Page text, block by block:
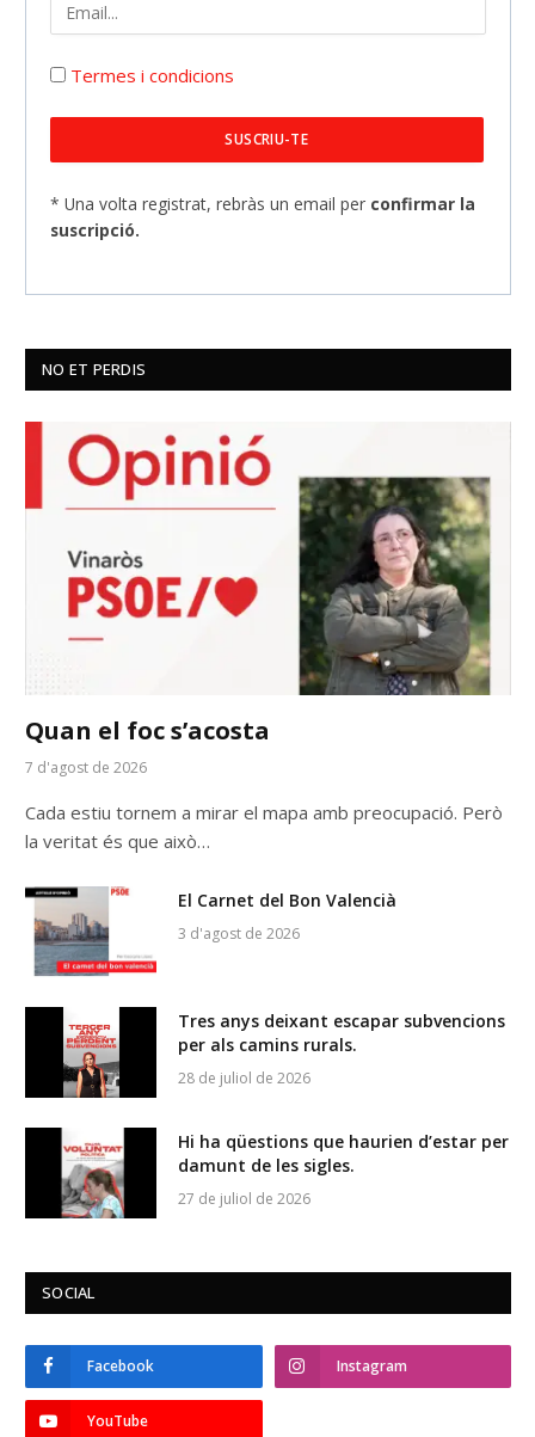
Termes i condicions
* Una volta registrat, rebràs un email per confirmar la
suscripció.
NO ET PERDIS
Quan el foc s’acosta
7 d'agost de 2026
Cada estiu tornem a mirar el mapa amb preocupació. Però
la veritat és que això…
El Carnet del Bon Valencià
3 d'agost de 2026
Tres anys deixant escapar subvencions
per als camins rurals.
28 de juliol de 2026
Hi ha qüestions que haurien d’estar per
damunt de les sigles.
27 de juliol de 2026
SOCIAL
Facebook Instagram
YouTube